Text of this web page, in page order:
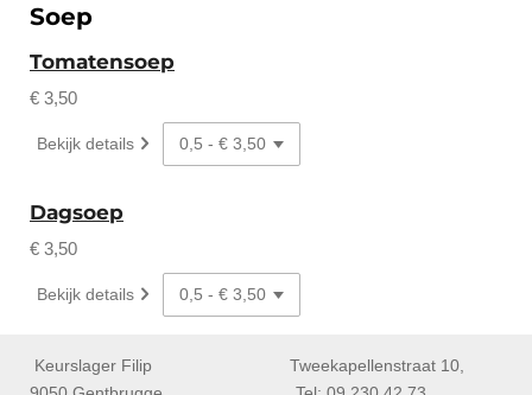
Soep
Tomatensoep
€ 3,50
Bekijk details
Dagsoep
€ 3,50
Bekijk details
Keurslager Filip Tweekapellenstraat 10,